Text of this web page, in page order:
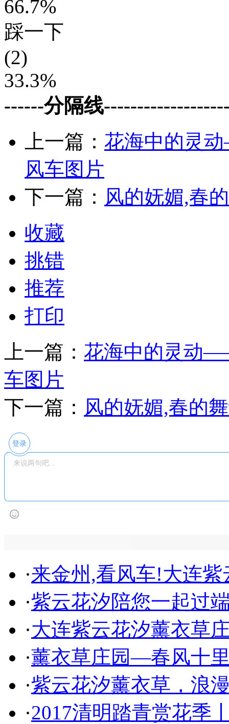
66.7%
踩一下
(2)
33.3%
------分隔线
上一篇： 花海中的灵
风车图片
下一篇： 风的妩媚,春
收藏
挑错
推荐
打印
上一篇： 花海中的灵动
车图片
下一篇： 风的妩媚,春的
登录
·来金州,看风车!大连
·紫云花汐陪您一起过
·大连紫云花汐薰衣草
·薰衣草庄园—春风十
·紫云花汐薰衣草，浪
·2017清明踏青赏花季